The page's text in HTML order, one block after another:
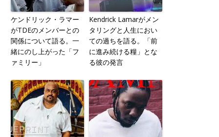
ケンドリック・ラマー
がTDEのメンバーとの
関係について語る。一
緒にのし上がった「フ
ァミリー」
Kendrick Lamarがメン
タリングと人生におい
ての過ちを語る。「前
に進み続ける糧」とな
る彼の発言